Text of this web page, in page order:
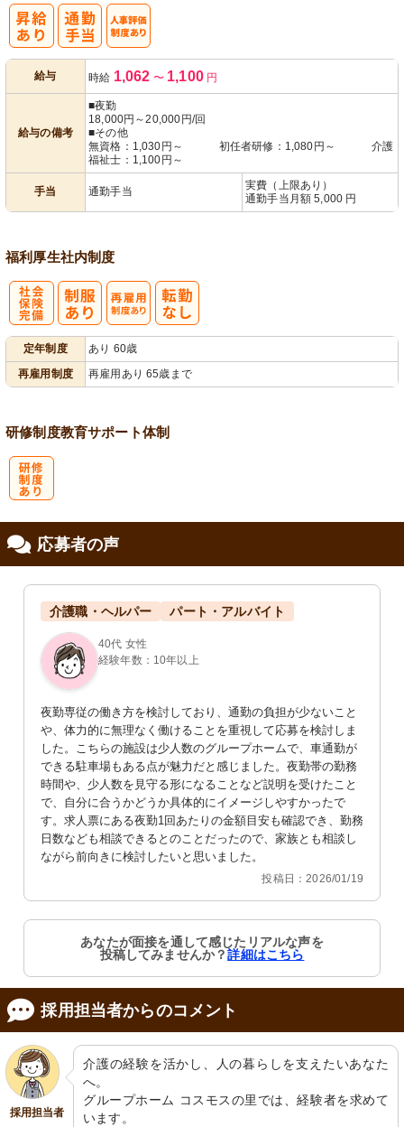
給与 時給 1,062 〜 1,100円
給与の備考
■夜勤
18,000円～20,000円/回
■その他
無資格：1,030円～ 初任者研修：1,080円～ 介護
福祉士：1,100円～
手当 通勤手当
実費（上限あり）
通勤手当月額 5,000 円
福利厚生社内制度
定年制度
あり 60歳
再雇用制度
再雇用あり 65歳まで
研修制度教育サポート体制
応募者の声
介護職・ヘルパー パート・アルバイト
40代 女性
経験年数：10年以上
夜勤専従の働き方を検討しており、通勤の負担が少ないこと
や、体力的に無理なく働けることを重視して応募を検討しま
した。こちらの施設は少人数のグループホームで、車通勤が
できる駐車場もある点が魅力だと感じました。夜勤帯の勤務
時間や、少人数を見守る形になることなど説明を受けたこと
で、自分に合うかどうか具体的にイメージしやすかったで
す。求人票にある夜勤1回あたりの金額目安も確認でき、勤務
日数なども相談できるとのことだったので、家族とも相談し
ながら前向きに検討したいと思いました。
投稿日：2026/01/19
あなたが面接を通して感じたリアルな声を
投稿してみませんか？詳細はこちら
採用担当者からのコメント
採用担当者
介護の経験を活かし、人の暮らしを支えたいあなた
へ。
グループホーム コスモスの里では、経験者を求めて
います。